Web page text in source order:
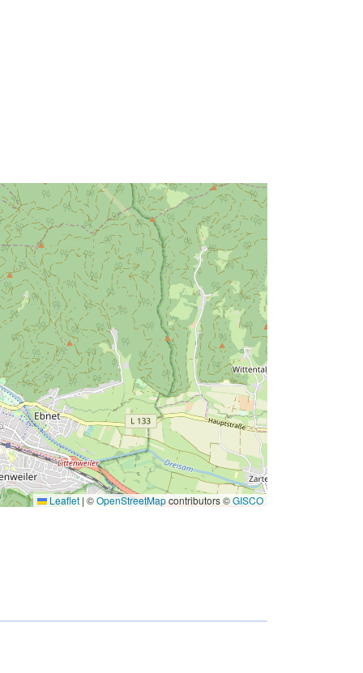
Leaflet | ©OpenStreetMapcontributors ©GISCO